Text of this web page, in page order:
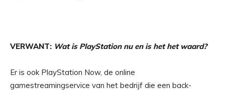
VERWANT: Wat is PlayStation nu en is het het waard?
Er is ook PlayStation Now, de online
gamestreamingservice van het bedrijf die een back-